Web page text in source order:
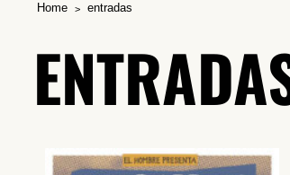
Home entradas